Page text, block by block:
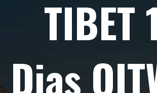
TIBET
Dias